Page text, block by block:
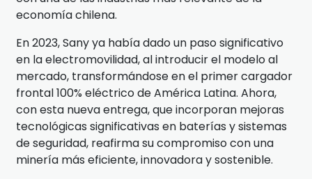
economía chilena.
En 2023, Sany ya había dado un paso significativo
en la electromovilidad, al introducir el modelo al
mercado, transformándose en el primer cargador
frontal 100% eléctrico de América Latina. Ahora,
con esta nueva entrega, que incorporan mejoras
tecnológicas significativas en baterías y sistemas
de seguridad, reafirma su compromiso con una
minería más eficiente, innovadora y sostenible.